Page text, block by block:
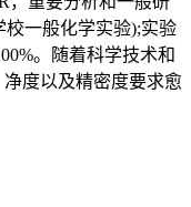
校一般化学实验);实验
。随着科学技术和
度以及精密度要求愈